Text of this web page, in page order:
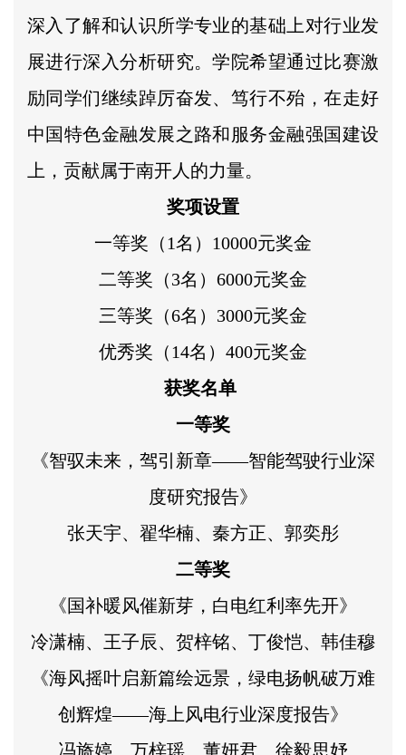
深入了解和认识所学专业的基础上对行业发
展进行深入分析研究。学院希望通过比赛激
励同学们继续踔厉奋发、笃行不殆，在走好
中国特色金融发展之路和服务金融强国建设
上，贡献属于南开人的力量。
奖项设置
一等奖（1名）10000元奖金
二等奖（3名）6000元奖金
三等奖（6名）3000元奖金
优秀奖（14名）400元奖金
获奖名单
一等奖
《智驭未来，驾引新章——智能驾驶行业深
度研究报告》
张天宇、翟华楠、秦方正、郭奕彤
二等奖
《国补暖风催新芽，白电红利率先开》
冷潇楠、王子辰、贺梓铭、丁俊恺、韩佳穆
《海风摇叶启新篇绘远景，绿电扬帆破万难
创辉煌——海上风电行业深度报告》
冯旖婷、万梓瑶、董妍君、徐毅思妤